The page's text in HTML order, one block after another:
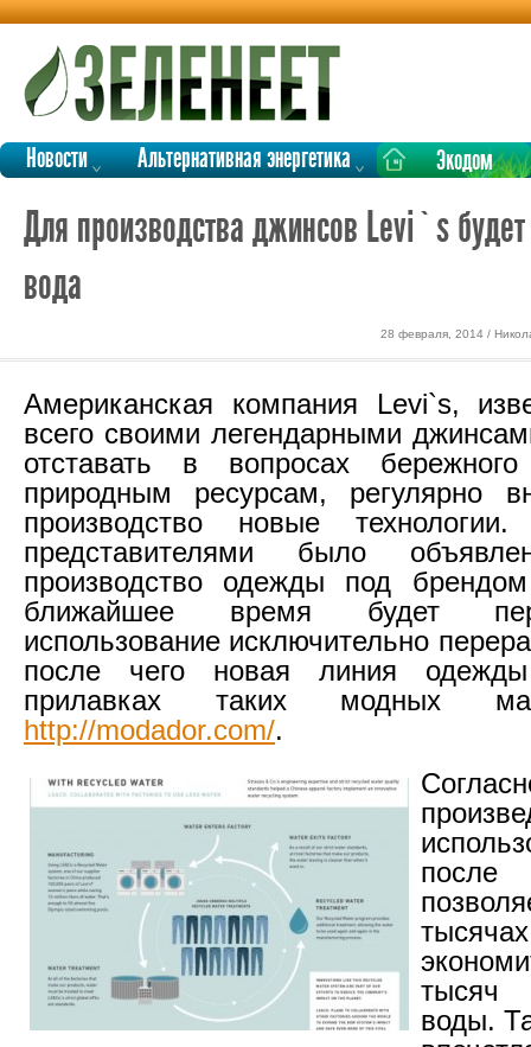
Новости Альтернативная энергетика Экодом
Для производства джинсов Levi`s
вода
28 февраля, 2014 /
Американская компания Levi`s,
всего своими легендарными
отставать в вопросах
природным ресурсам, регулярно
производство новые
представителями было
производство одежды под
ближайшее время будет
использование исключительно
после чего новая линия
прилавках таких модных
http://modador.com/.
тысяч
воды.